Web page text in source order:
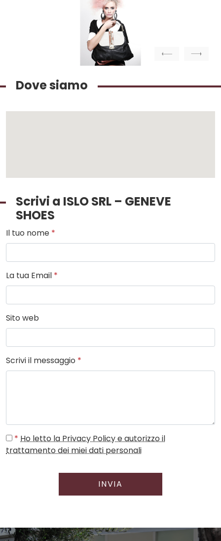
Next
Dove siamo
Scrivi a ISLO SRL – GENEVE
SHOES
Il tuo nome *
La tua Email *
Sito web
Scrivi il messaggio *
* Ho letto la Privacy Policy e autorizzo il
trattamento dei miei dati personali
INVIA